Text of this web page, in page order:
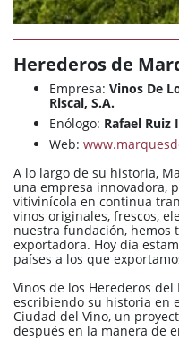
Herederos de
Empresa: Vinos De
Riscal, S.A.
Enólogo: Rafael Ruiz
Web:
A lo largo de su historia,
una empresa innovadora,
vitivinícola en continua
vinos originales, frescos,
nuestra fundación, hemos
exportadora. Hoy día
países a los que
Vinos de los Herederos
escribiendo su historia en
Ciudad del Vino, un
después en la manera de